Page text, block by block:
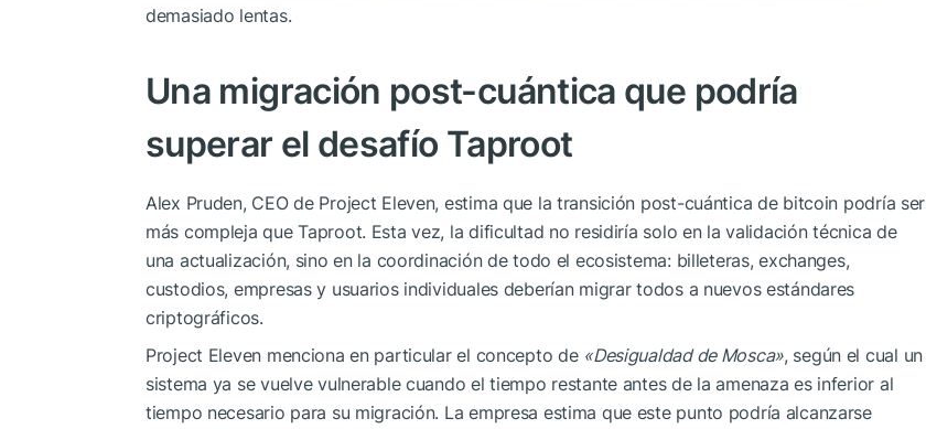
demasiado lentas.
Una migración post-cuántica que podría
superar el desafío Taproot
Alex Pruden, CEO de Project Eleven, estima que la transición post-cuántica de bitcoin podría ser
más compleja que Taproot. Esta vez, la dificultad no residiría solo en la validación técnica de
una actualización, sino en la coordinación de todo el ecosistema: billeteras, exchanges,
custodios, empresas y usuarios individuales deberían migrar todos a nuevos estándares
criptográficos.
Project Eleven menciona en particular el concepto de «Desigualdad de Mosca», según el cual un
sistema ya se vuelve vulnerable cuando el tiempo restante antes de la amenaza es inferior al
tiempo necesario para su migración. La empresa estima que este punto podría alcanzarse